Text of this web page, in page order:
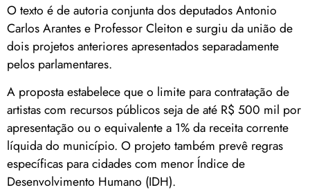
O texto é de autoria conjunta dos deputadosAntonio
Carlos Arantese Professor Cleiton e surgiu da união de
dois projetos anteriores apresentados separadamente
pelos parlamentares.
A proposta estabelece que o limite para contratação de
artistas com recursos públicos seja de até R$ 500 mil por
apresentação ou o equivalente a 1% da receita corrente
líquida do município. O projeto também prevê regras
específicas para cidades com menor Índice de
Desenvolvimento Humano (IDH).